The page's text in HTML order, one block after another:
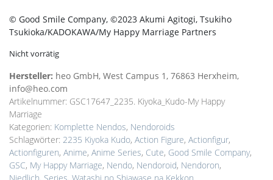
© Good Smile Company, ©2023 Akumi Agitogi, Tsukiho
Tsukioka/KADOKAWA/My Happy Marriage Partners
Nicht vorrätig
Hersteller: heo GmbH, West Campus 1, 76863 Herxheim,
info@heo.com
Artikelnummer: GSC17647_2235. Kiyoka_Kudo-My Happy
Marriage
Kategorien: Komplette Nendos, Nendoroids
Schlagwörter: 2235 Kiyoka Kudo, Action Figure, Actionfigur,
Actionfiguren, Anime, Anime Series, Cute, Good Smile Company,
GSC, My Happy Marriage, Nendo, Nendoroid, Nendoron,
Niedlich, Series, Watashi no Shiawase na Kekkon